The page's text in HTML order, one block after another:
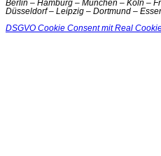
Berlin – Hamburg – München – Köln –
Düsseldorf – Leipzig – Dortmund –
DSGVO Cookie Consent mit Real